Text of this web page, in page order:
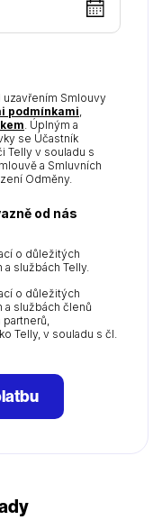
Smlouvy
podmínkami,
. Úplným a
se Účastník
Telly v souladu s
a Smluvních
Odměny.
od nás
o důležitých
službách Telly.
o důležitých
službách členů
partnerů,
Telly, v souladu s čl.